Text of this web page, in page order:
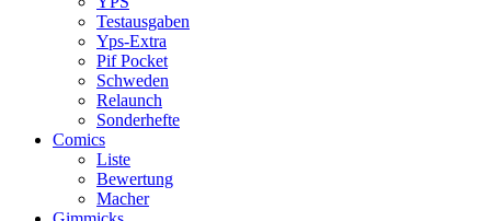
Testausgaben
Yps-Extra
Pif Pocket
Schweden
Relaunch
Sonderhefte
Comics
Liste
Bewertung
Macher